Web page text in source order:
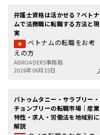
弁護士資格は活かせる？ベトナ
ムで法務職に転職する方法と現
実
ベトナムの転職をお考
えの方
ABROADERS事務局
2026年06月25日
パトゥムタニー・サラブリー・
チョンブリーの転職市場｜産業
特性・求人・労働法を地域別に
解説